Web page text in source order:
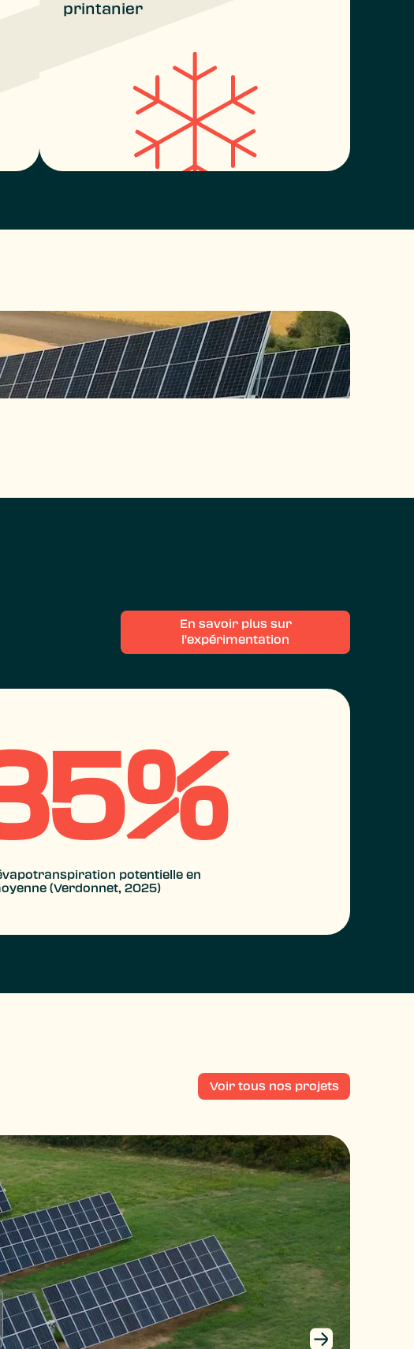
printanier
En savoir plus sur
l'expérimentation
potentielle en
(Verdonnet, 2025)
Voir tous nos projets